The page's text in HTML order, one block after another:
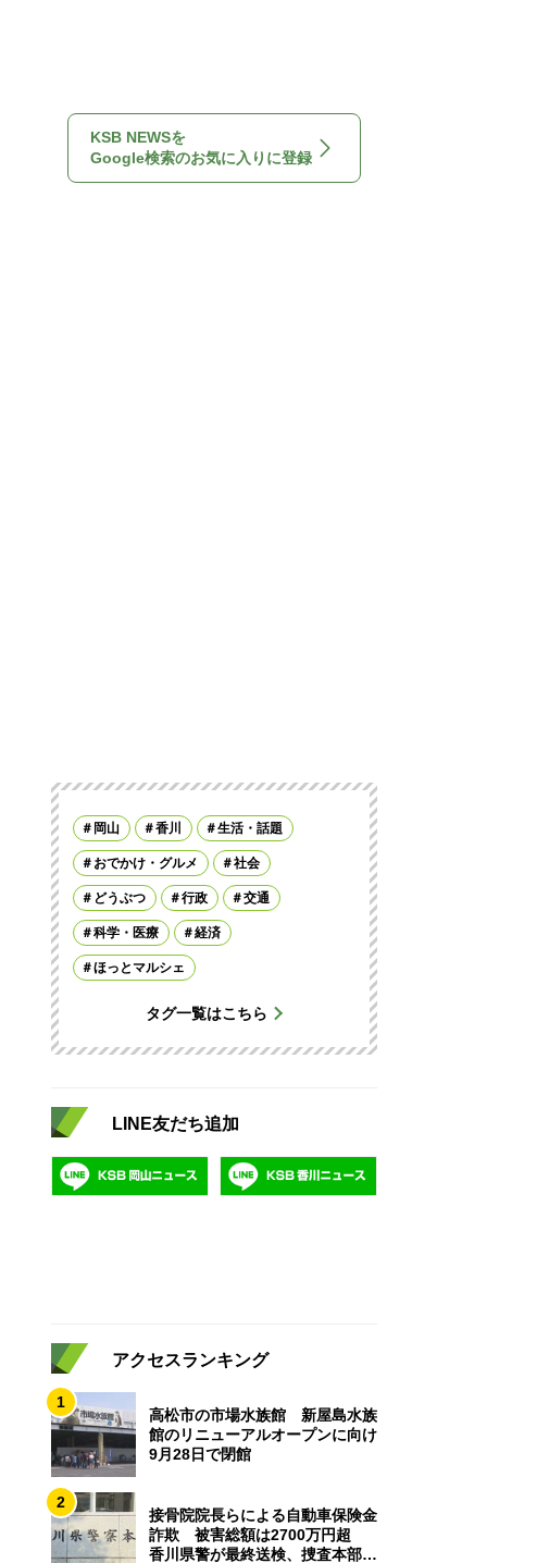
KSB NEWSを
Google検索のお気に入りに登録
岡山 香川 生活・話題
おでかけ・グルメ 社会
どうぶつ 行政 交通
科学・医療 経済
ほっとマルシェ
タグ一覧はこちら
LINE友だち追加
アクセスランキング
1
高松市の市場水族館 新屋島水族
館のリニューアルオープンに向け
9月28日で閉館
2
接骨院院長らによる自動車保険金
詐欺 被害総額は2700万円超
香川県警が最終送検、捜査本部解